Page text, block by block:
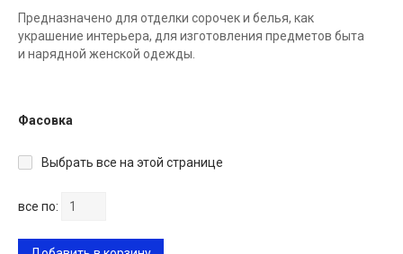
Предназначено для отделки сорочек и белья, как
украшение интерьера, для изготовления предметов быта
и нарядной женской одежды.
Фасовка
Выбрать все на этой странице
все по: